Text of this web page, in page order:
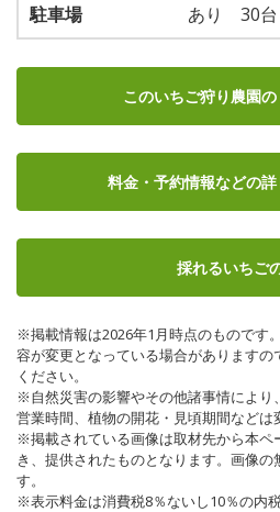
駐車場
あり 30
このいちご狩り農園
料金・予約情報などの
採れるいちご
※掲載情報は2026年1月時点のものです
容が変更となっている場合があります
ください。
※自然災害の影響やその他諸事情により
営業時間、植物の開花・見頃期間などは
※掲載されている画像は取材先から本ペ
き、提供されたものとなります。画像
す。
※表示料金は消費税8％ないし10％の内税